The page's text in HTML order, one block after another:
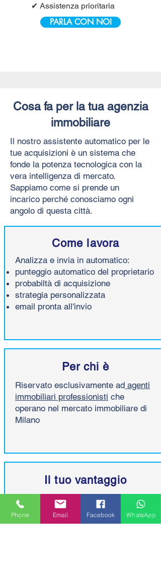
✔ Assistenza prioritaria
PARLA CON NOI
Cosa fa per la tua agenzia
immobiliare
Il nostro assistente automatico per le
tue acquisizioni è un sistema che
fonde la potenza tecnologica con la
vera intelligenza di mercato.
Sappiamo come si prende un
incarico perché conosciamo ogni
angolo di questa città.
Come lavora
Analizza e invia in automatico:
punteggio automatico del proprietario
probabiltà di acquisizione
strategia personalizzata
email pronta all'invio
Per chi è
Riservato esclusivamente ad agenti
immobiliari professionisti che
operano nel mercato immobiliare di
Milano
Il tuo vantaggio
Tecnologia h24 unita all'esperienza
reale
sul campo.
Phone Email Facebook WhatsApp